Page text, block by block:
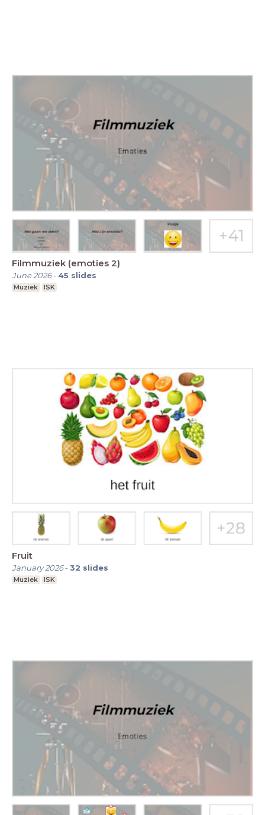
Filmmuziek (emoties 2)
June 2026- 45 slides
Muziek ISK
Fruit
January 2026-32 slides
Muziek ISK